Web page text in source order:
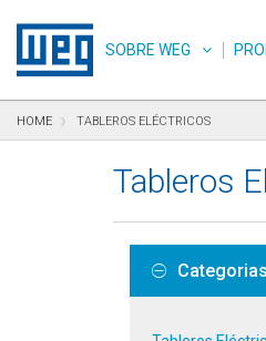
SOBRE WEG
HOME TABLEROS ELÉCTRICOS
Tableros
Categorias